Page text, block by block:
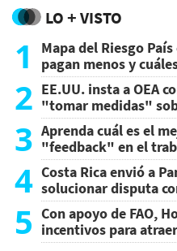
LO + VISTO
1
Mapa del Riesgo
pagan menos y
2 EE.UU. insta a OEA
"tomar medidas"
3 Aprenda cuál es el
"feedback" en el
4 Costa Rica envió a
solucionar disputa
5 Con apoyo de FAO,
incentivos para